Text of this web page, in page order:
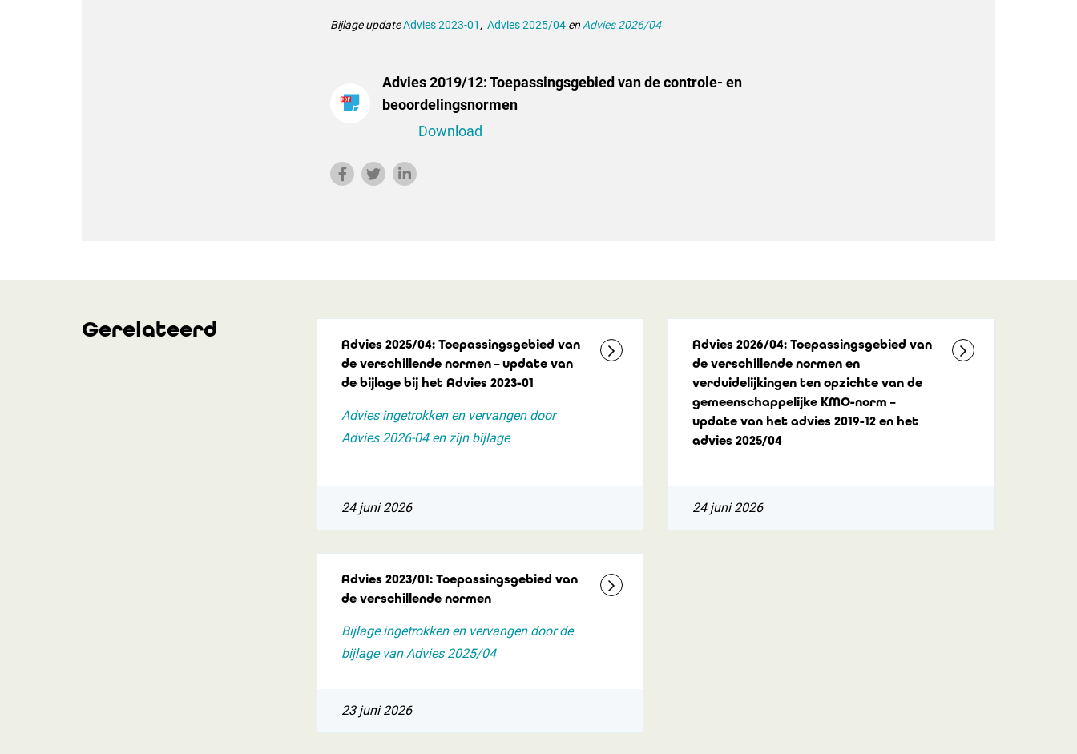
Bijlage updateAdvies 2023-01 , Advies 2025/04 en Advies 2026/04
Advies 2019/12: Toepassingsgebied van de controle- en
beoordelingsnormen
Download
Gerelateerd
Advies 2025/04: Toepassingsgebied van
de verschillende normen – update van
de bijlage bij het Advies 2023-01
Advies ingetrokken en vervangen door
Advies 2026-04 en zijn bijlage
24 juni 2026
Advies 2026/04: Toepassingsgebied van
de verschillende normen en
verduidelijkingen ten opzichte van de
gemeenschappelijke KMO-norm –
update van het advies 2019-12 en het
advies 2025/04
24 juni 2026
Advies 2023/01: Toepassingsgebied van
de verschillende normen
Bijlage ingetrokken en vervangen door de
bijlage van Advies 2025/04
23 juni 2026